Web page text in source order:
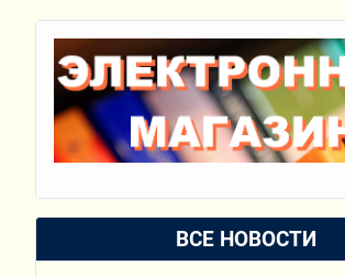
ВСЕ НОВОСТИ